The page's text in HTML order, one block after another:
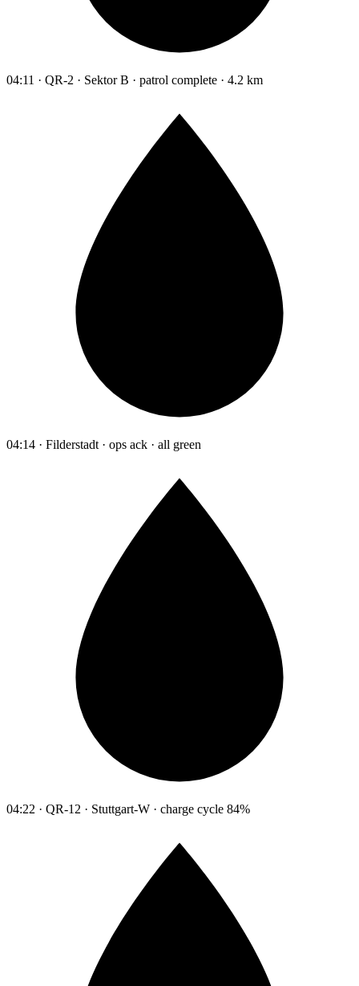
04:11 · QR-2 · Sektor B · patrol complete · 4.2 km
04:14 · Filderstadt · ops ack · all green
04:22 · QR-12 · Stuttgart-W · charge cycle 84%